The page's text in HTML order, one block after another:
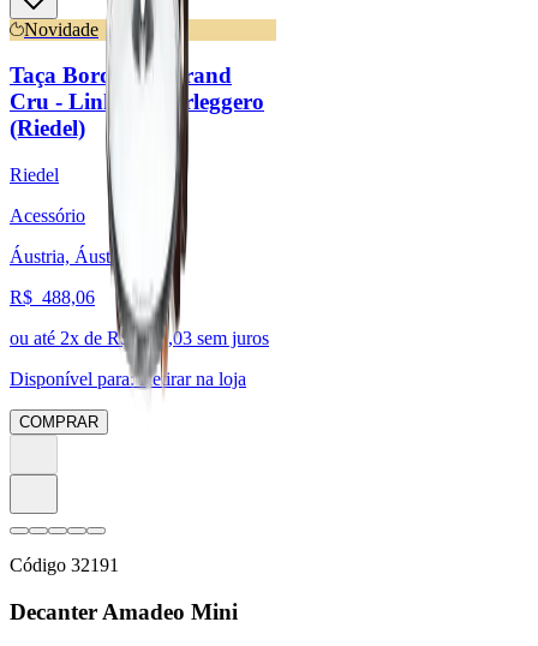
Novidade
Taça Bordeaux Grand
Cru - Linha Superleggero
(Riedel)
Riedel
Acessório
Áustria, Áustria
R$ 488,06
ou até 2x de R$ 244,03 sem juros
Disponível para: Retirar na loja
COMPRAR
Código 32191
Decanter Amadeo Mini